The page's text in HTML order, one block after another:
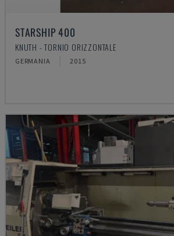
STARSHIP 400
KNUTH - TORNIO ORIZZONTALE
GERMANIA 2015